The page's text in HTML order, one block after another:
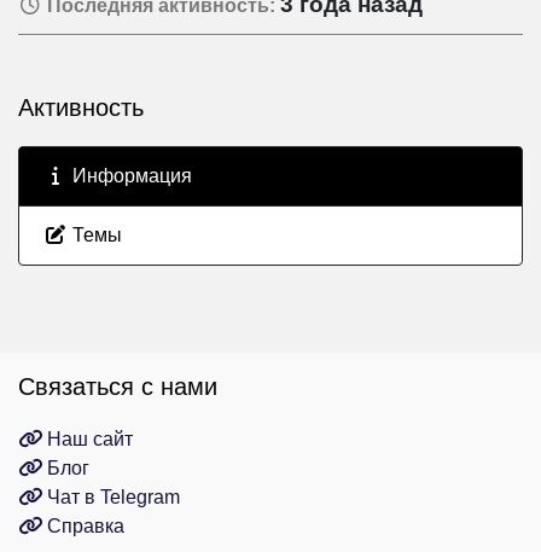
Последняя активность:
Активность
Информация
Темы
Связаться с нами
Наш сайт
Блог
Чат в Telegram
Справка